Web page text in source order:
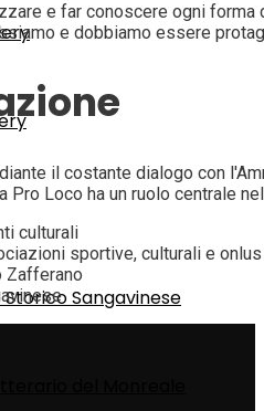
Sangavinese
e far conoscere ogni
e dobbiamo essere
il costante dialogo con
Pro Loco ha un ruolo centrale
culturali
sportive, culturali e onlus
Zafferano